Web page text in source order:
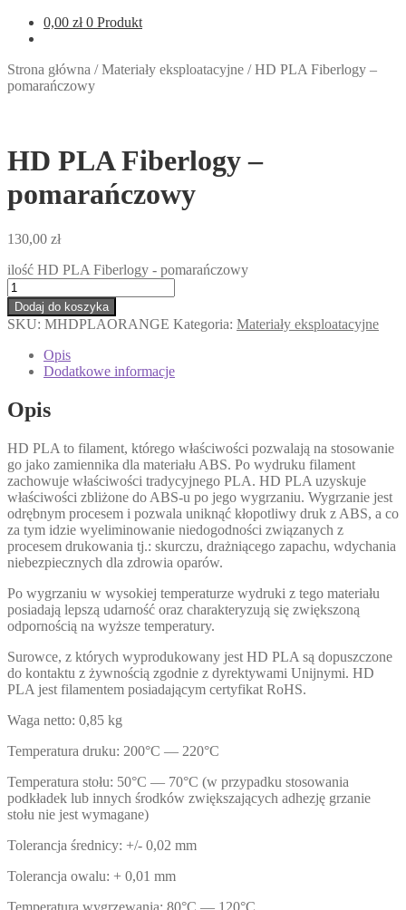
0,00 zł 0 Produkt
Strona główna /Materiały eksploatacyjne /HD PLA Fiberlogy –
pomarańczowy
HD PLA Fiberlogy –
pomarańczowy
130,00 zł
ilość HD PLA Fiberlogy - pomarańczowy
Dodaj do koszyka
SKU: MHDPLAORANGE Kategoria: Materiały eksploatacyjne
Opis
Dodatkowe informacje
Opis
HD PLA to filament, którego właściwości pozwalają na stosowanie
go jako zamiennika dla materiału ABS. Po wydruku filament
zachowuje właściwości tradycyjnego PLA. HD PLA uzyskuje
właściwości zbliżone do ABS-u po jego wygrzaniu. Wygrzanie jest
odrębnym procesem i pozwala uniknąć kłopotliwy druk z ABS, a co
za tym idzie wyeliminowanie niedogodności związanych z
procesem drukowania tj.: skurczu, drażniącego zapachu, wdychania
niebezpiecznych dla zdrowia oparów.
Po wygrzaniu w wysokiej temperaturze wydruki z tego materiału
posiadają lepszą udarność oraz charakteryzują się zwiększoną
odpornością na wyższe temperatury.
Surowce, z których wyprodukowany jest HD PLA są dopuszczone
do kontaktu z żywnością zgodnie z dyrektywami Unijnymi. HD
PLA jest filamentem posiadającym certyfikat RoHS.
Waga netto: 0,85 kg
Temperatura druku: 200°C — 220°C
Temperatura stołu: 50°C — 70°C (w przypadku stosowania
podkładek lub innych środków zwiększających adhezję grzanie
stołu nie jest wymagane)
Tolerancja średnicy: +/- 0,02 mm
Tolerancja owalu: + 0,01 mm
Temperatura wygrzewania: 80°C — 120°C